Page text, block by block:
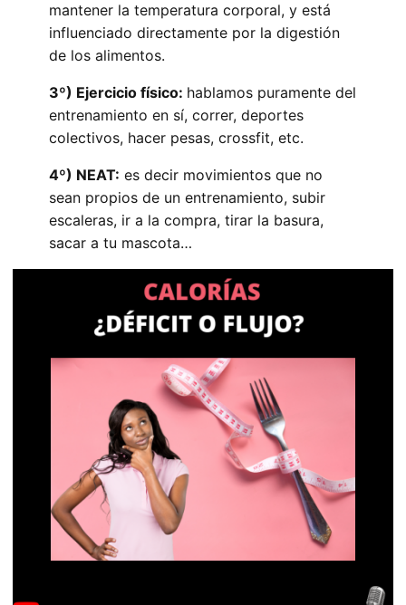
mantener la temperatura corporal, y está
influenciado directamente por la digestión
de los alimentos.
3º) Ejercicio físico: hablamos puramente del
entrenamiento en sí, correr, deportes
colectivos, hacer pesas, crossfit, etc.
4º) NEAT: es decir movimientos que no
sean propios de un entrenamiento, subir
escaleras, ir a la compra, tirar la basura,
sacar a tu mascota…